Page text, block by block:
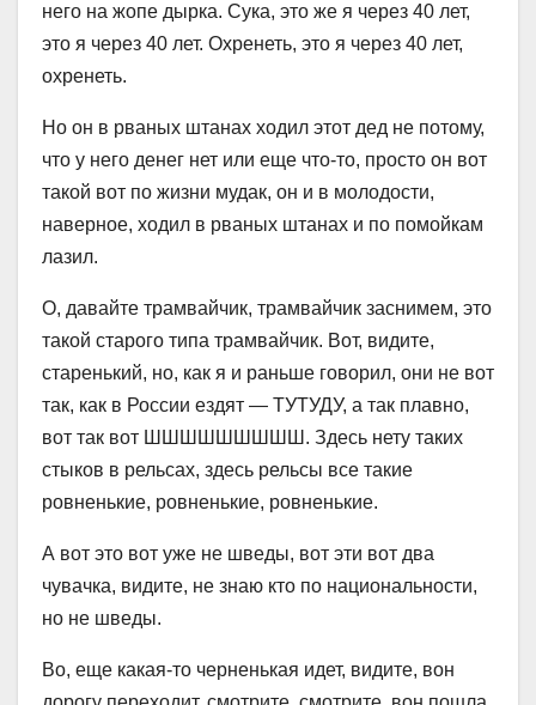
него на жопе дырка. Сука, это же я через 40 лет,
это я через 40 лет. Охренеть, это я через 40 лет,
охренеть.
Но он в рваных штанах ходил этот дед не потому,
что у него денег нет или еще что-то, просто он вот
такой вот по жизни мудак, он и в молодости,
наверное, ходил в рваных штанах и по помойкам
лазил.
О, давайте трамвайчик, трамвайчик заснимем, это
такой старого типа трамвайчик. Вот, видите,
старенький, но, как я и раньше говорил, они не вот
так, как в России ездят — ТУТУДУ, а так плавно,
вот так вот ШШШШШШШШШ. Здесь нету таких
стыков в рельсах, здесь рельсы все такие
ровненькие, ровненькие, ровненькие.
А вот это вот уже не шведы, вот эти вот два
чувачка, видите, не знаю кто по национальности,
но не шведы.
Во, еще какая-то черненькая идет, видите, вон